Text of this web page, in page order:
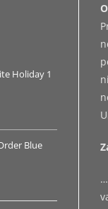
Holiday 1
Blue